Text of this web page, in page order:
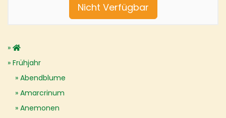
Nicht Verfügbar
Frühjahr
Abendblume
Amarcrinum
Anemonen